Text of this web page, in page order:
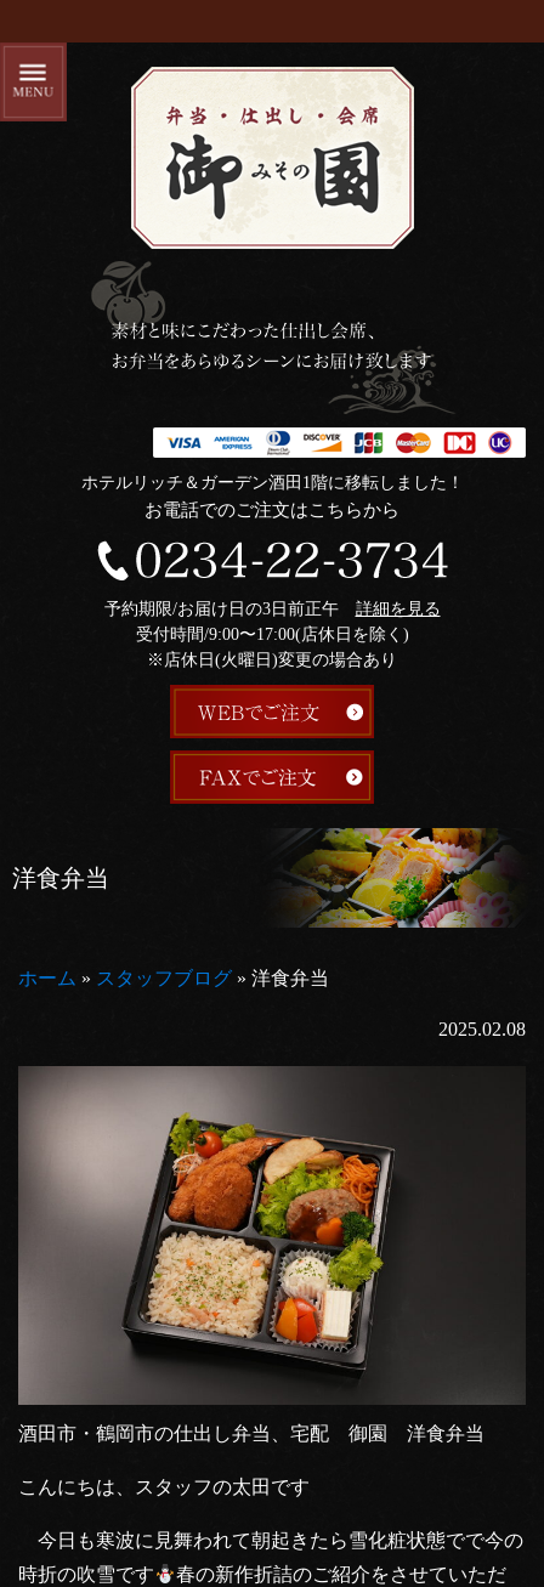
ホテルリッチ＆ガーデン酒田1階に移転しました！
お電話でのご注文はこちらから
予約期限/お届け日の3日前正午 詳細を見る
受付時間/9:00〜17:00(店休日を除く)
※店休日(火曜日)変更の場合あり
洋食弁当
ホーム » スタッフブログ » 洋食弁当
2025.02.08
酒田市・鶴岡市の仕出し弁当、宅配 御園 洋食弁当
こんにちは、スタッフの太田です
今日も寒波に見舞われて朝起きたら雪化粧状態でで今の
時折の吹雪です
春の新作折詰のご紹介をさせていただ